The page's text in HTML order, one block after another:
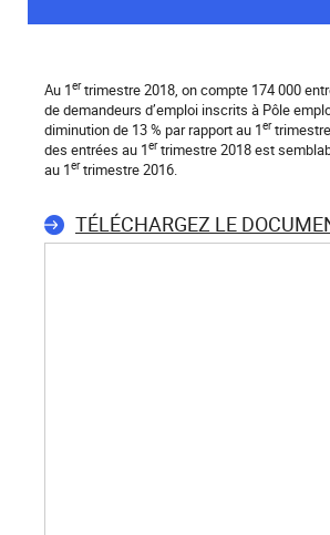
Au 1ertrimestre 2018, on compte 174 000
de demandeurs d’emploi inscrits à Pôle
diminution de 13 % par rapport au 1er
des entrées au 1ertrimestre 2018 est
au 1ertrimestre 2016.
TÉLÉCHARGEZ LE